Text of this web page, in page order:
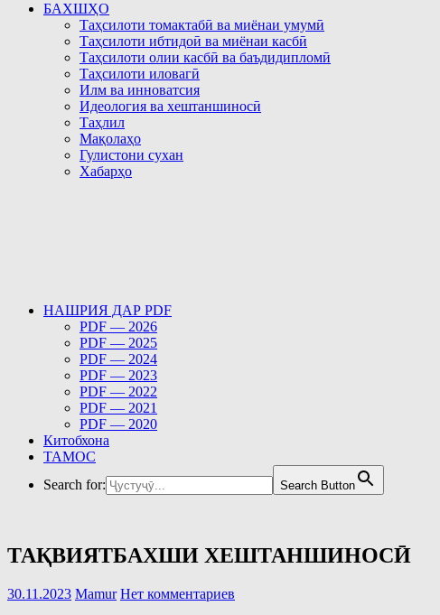
БАХШҲО
Таҳсилоти томактабӣ ва миёнаи умумӣ
Таҳсилоти ибтидоӣ ва миёнаи касбӣ
Таҳсилоти олии касбӣ ва баъдидипломӣ
Таҳсилоти иловагӣ
Илм ва инноватсия
Идеология ва хештаншиносӣ
Таҳлил
Мақолаҳо
Гулистони сухан
Хабарҳо
НАШРИЯ ДАР PDF
PDF — 2026
PDF — 2025
PDF — 2024
PDF — 2023
PDF — 2022
PDF — 2021
PDF — 2020
Китобхона
ТАМОС
Search for:
Search Button
ТАҚВИЯТБАХШИ ХЕШТАНШИНОСӢ
30.11.2023 Mamur Нет комментариев